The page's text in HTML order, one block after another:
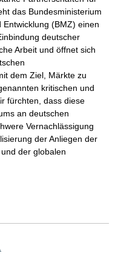
das Bundesministerium
(BMZ) einen
deutscher
Arbeit und öffnet sich
dem Ziel, Märkte zu
kritischen und
fürchten, dass diese
an deutschen
Vernachlässigung
der Anliegen der
der globalen